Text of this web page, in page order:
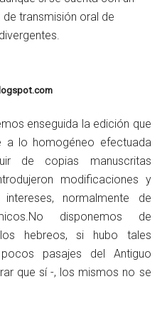
transmisión oral de
enseguida la edición que
a lo homogéneo efectuada
de copias manuscritas
modificaciones y
normalmente de
disponemos de
hebreos, si hubo tales
pasajes del Antiguo
que sí -, los mismos no se